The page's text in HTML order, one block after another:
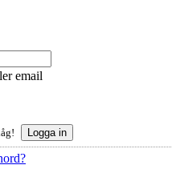
email